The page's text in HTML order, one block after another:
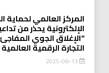
المركز العالمي لحماية
الإلكترونية يحذر من
“الإغلاق الجوي
التجارة الرقمية العالمية
2025-06-13